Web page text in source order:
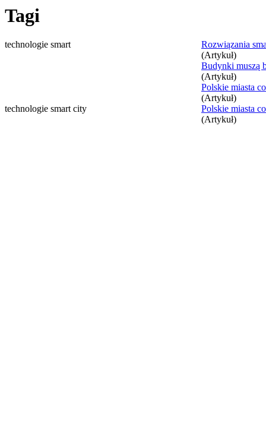
Tagi
technologie smart
Rozwiązania
(Artykuł)
Budynki muszą
(Artykuł)
Polskie miasta
(Artykuł)
technologie smart city
Polskie miasta
(Artykuł)